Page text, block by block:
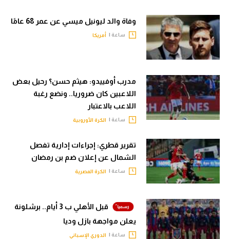
وفاة والد ليونيل ميسي عن عمر 68 عامًا
ساعة | أمريكا
مدرب أوفييدو: هيثم حسن؟ رحيل بعض
اللاعبين كان ضروريا.. ونضع رغبة
اللاعب بالاعتبار
ساعة | الكرة الأوروبية
تقرير قطري: إجراءات إدارية تفصل
الشمال عن إعلان ضم بن رمضان
ساعة | الكرة المصرية
قبل الأهلي ب 3 أيام.. برشلونة
يعلن مواجهة بازل وديا
ساعة | الدوري الإسباني